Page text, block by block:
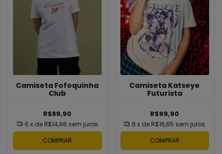
Camiseta Fofoquinha
Club
R$89,90
6 x de R$14,98 sem juros
COMPRAR
Camiseta Katseye
Futurista
R$99,90
6 x de R$16,65 sem juros
COMPRAR